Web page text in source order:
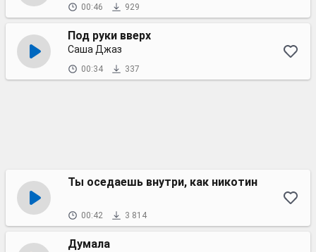
00:46 929
Под руки вверх
Саша Джаз
00:34 337
Ты оседаешь внутри, как никотин
00:42 3 814
Думала